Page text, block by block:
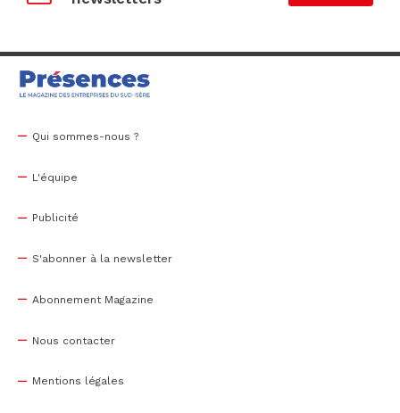
Qui sommes-nous ?
L'équipe
Publicité
S'abonner à la newsletter
Abonnement Magazine
Nous contacter
Mentions légales